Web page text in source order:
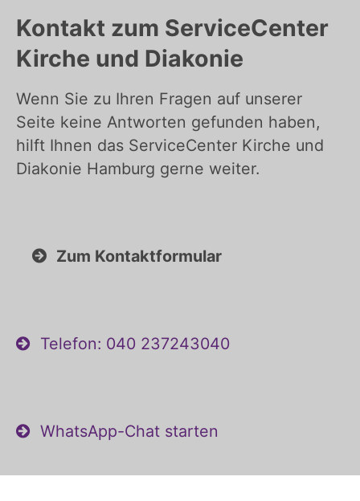
Kontakt zum ServiceCenter
Kirche und Diakonie
Wenn Sie zu Ihren Fragen auf unserer
Seite keine Antworten gefunden haben,
hilft Ihnen das ServiceCenter Kirche und
Diakonie Hamburg gerne weiter.
Zum Kontaktformular
Telefon: 040 237243040
WhatsApp-Chat starten